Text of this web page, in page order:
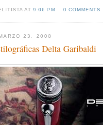
AT9:06 PM 0 COMMENTS
23, 2008
Delta Garibaldi